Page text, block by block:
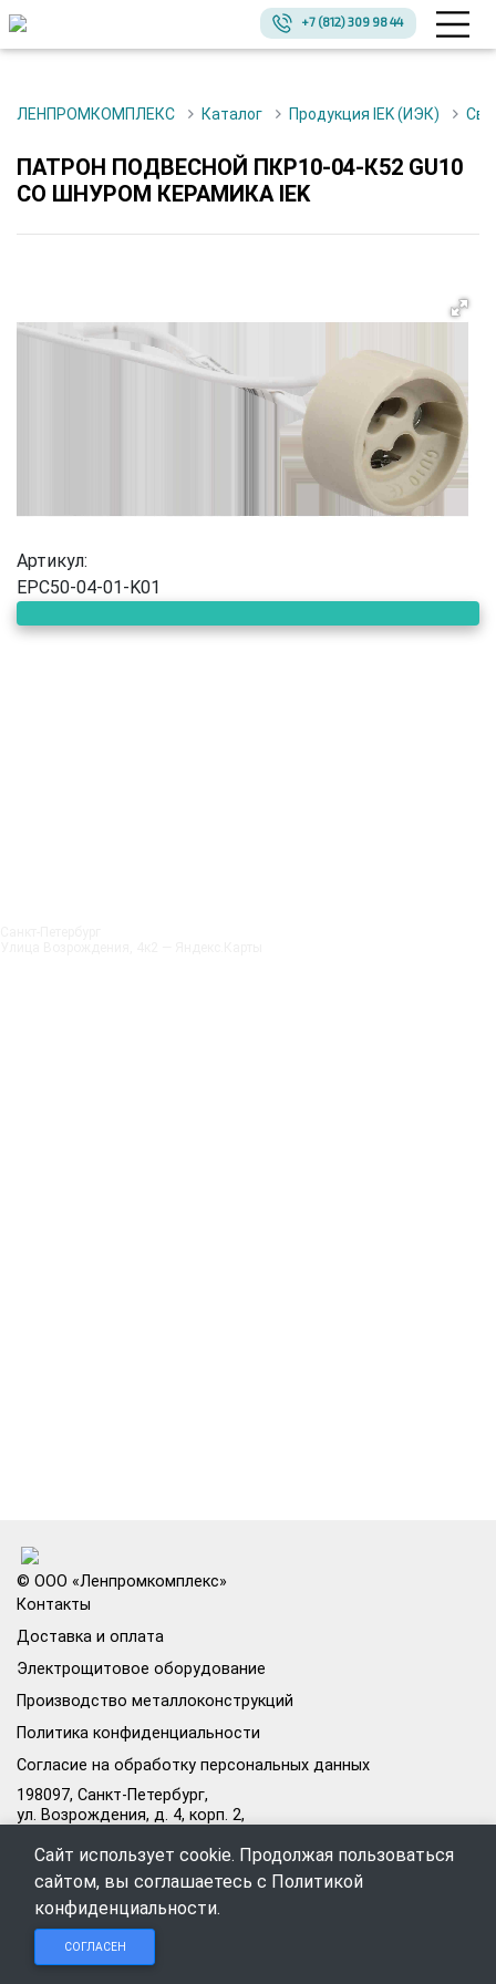
+7 (812) 309 98 44
ЛЕНПРОМКОМПЛЕКС Каталог Продукция IEK (ИЭК)
ПАТРОН ПОДВЕСНОЙ ПКР10-04-К52 GU10
СО ШНУРОМ КЕРАМИКА IEK
Артикул:
EPC50-04-01-K01
© ООО «Ленпромкомплекс»
Контакты
Доставка и оплата
Электрощитовое оборудование
Производство металлоконструкций
Политика конфиденциальности
Согласие на обработку персональных данных
198097, Санкт-Петербург,
ул. Возрождения, д. 4, корп. 2,
Режим работы офиса:
Пн–Пт: 09:00–18:00
+7 (812) 309-98-44
Сайт использует cookie. Продолжая пользоваться
сайтом, вы соглашаетесь с Политикой
конфиденциальности.
СОГЛАСЕН